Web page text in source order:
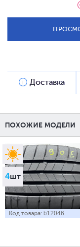
Доставка
ПОХОЖИЕ МОДЕЛИ
4шт
Код товара: b12046